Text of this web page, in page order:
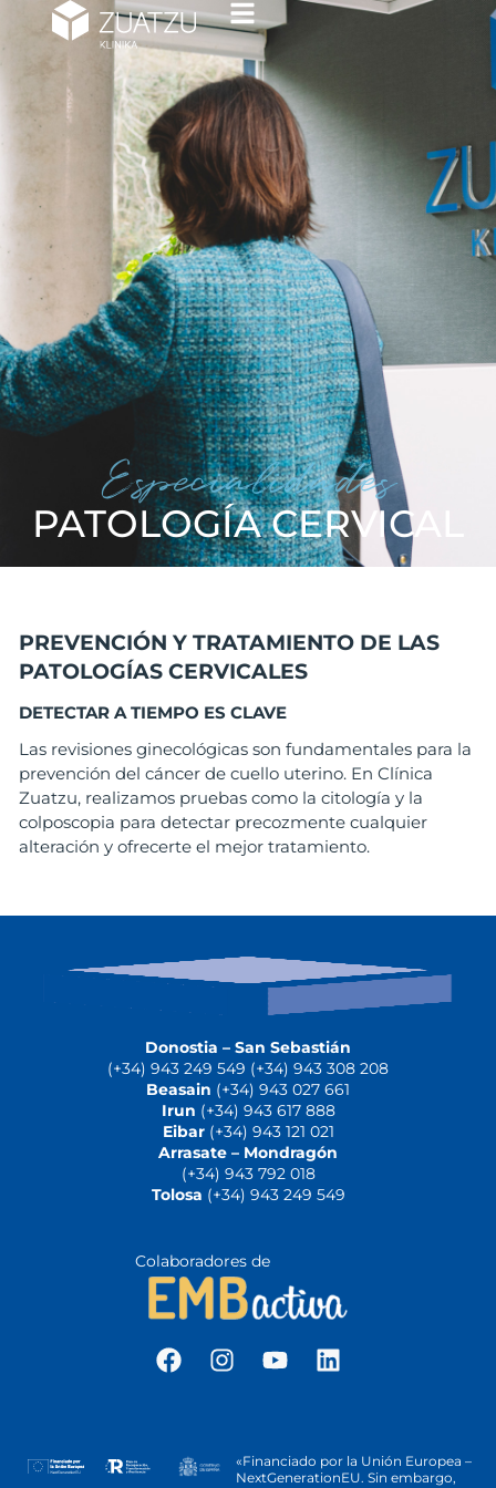
Especialidades
PATOLOGÍA CERVICAL
PREVENCIÓN Y TRATAMIENTO DE LAS
PATOLOGÍAS CERVICALES
DETECTAR A TIEMPO ES CLAVE
Las revisiones ginecológicas son fundamentales para la
prevención del cáncer de cuello uterino. En Clínica
Zuatzu, realizamos pruebas como la citología y la
colposcopia para detectar precozmente cualquier
alteración y ofrecerte el mejor tratamiento.
Donostia – San Sebastián
(+34) 943 249 549 (+34) 943 308 208
Beasain (+34) 943 027 661
Irun (+34) 943 617 888
Eibar(+34) 943 121 021
Arrasate – Mondragón
(+34) 943 792 018
Tolosa (+34) 943 249 549
Colaboradores de
«Financiado por la Unión Europea –
NextGenerationEU. Sin embargo,